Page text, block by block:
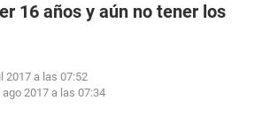
16 años y aún no tener los
2017 a las 07:52
ago 2017 a las 07:34